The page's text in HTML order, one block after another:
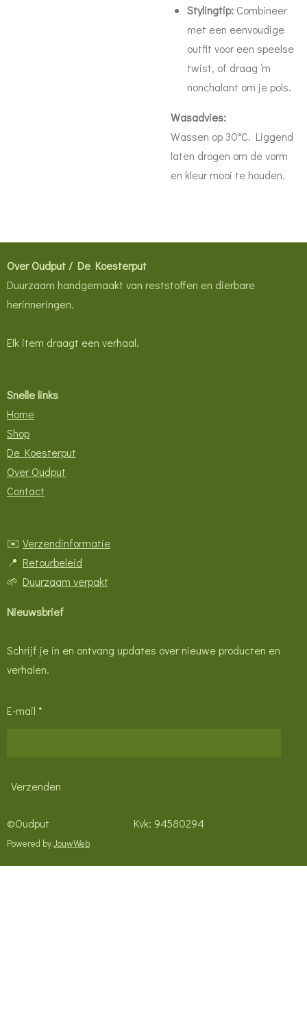
Stylingtip: Combineer
met een eenvoudige
outfit voor een speelse
twist, of draag ‘m
nonchalant om je pols.
Wasadvies:
Wassen op 30°C. Liggend
laten drogen om de vorm
en kleur mooi te houden.
Over Oudput / De Koesterput
Duurzaam handgemaakt van reststoffen en dierbare
herinneringen.
Elk item draagt een verhaal.
Snelle links
Home
Shop
De Koesterput
Over Oudput
Contact
✉️ Verzendinformatie
📍 Retourbeleid
🌱 Duurzaam verpakt
Nieuwsbrief
Schrijf je in en ontvang updates over nieuwe producten en
verhalen.
E-mail *
Verzenden
©Oudput Kvk: 94580294
Powered byJouwWeb